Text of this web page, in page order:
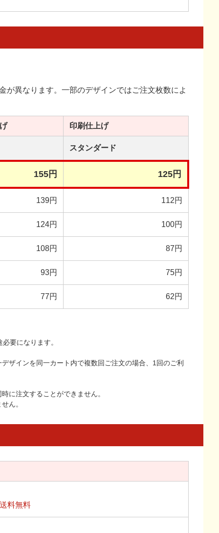
が異なります。一部のデザインではご注文枚数によ
印刷仕上げ
スタンダード
155円 125円
139円 112円
124円 100円
108円 87円
93円 75円
77円 62円
要になります。
ザインを同一カート内で複数回ご注文の場合、1回のご利
に注文することができません。
ん。
料無料